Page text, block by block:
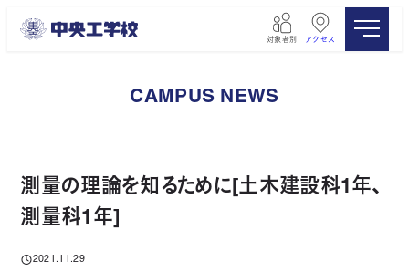
対象者別 アクセス
CAMPUS NEWS
測量の理論を知るために[土木建設科1年、
測量科1年]
投稿日
2021.11.29